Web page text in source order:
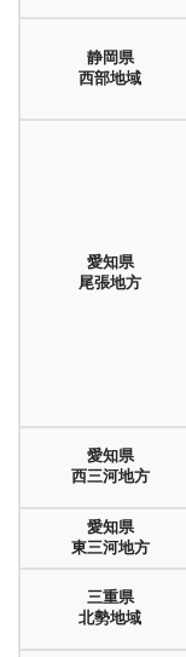
静岡県
西部地域
愛知県
尾張地方
愛知県
西三河地方
愛知県
東三河地方
三重県
北勢地域